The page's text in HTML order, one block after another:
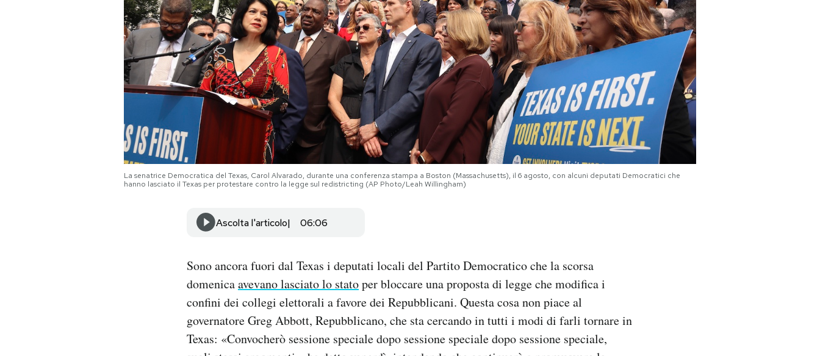
AREA PERSONALE
La senatrice Democratica del Texas, Carol Alvarado, durante una conferenza stampa a Boston (Massachusetts), il 6 agosto, con alcuni deputati Democratici che
hanno lasciato il Texas per protestare contro la legge sul redistricting (AP Photo/Leah Willingham)
Ascolta l'articolo 06:06
Sono ancora fuori dal Texas i deputati locali del Partito Democratico che la scorsa
domenicaavevano lasciato lo statoper bloccare una proposta di legge che modifica i
confini dei collegi elettorali a favore dei Repubblicani. Questa cosa non piace al
governatore Greg Abbott, Repubblicano, che sta cercando in tutti i modi di farli tornare in
Texas: «Convocherò sessione speciale dopo sessione speciale dopo sessione speciale,